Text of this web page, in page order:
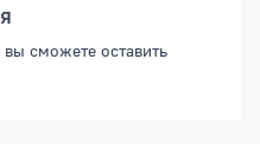
сможете оставить